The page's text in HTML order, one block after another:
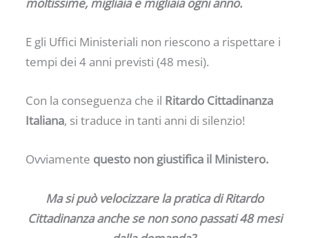
E gli Uffici Ministeriali non riescono a rispettare i
tempi dei 4 anni previsti (48 mesi).
Con la conseguenza che il Ritardo Cittadinanza
Italiana, si traduce in tanti anni di silenzio!
Ovviamente questo non giustifica il Ministero.
Ma si può velocizzare la pratica di Ritardo
Cittadinanza anche se non sono passati 48 mesi